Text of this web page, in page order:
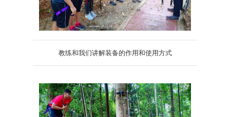
教练和我们讲解装备的作用和使用方式